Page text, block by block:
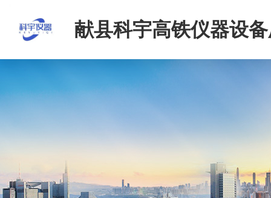
献县科宇高铁仪器设